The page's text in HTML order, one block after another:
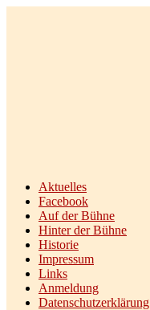
Aktuelles
Facebook
Auf der Bühne
Hinter der Bühne
Historie
Impressum
Links
Anmeldung
Datenschutzerklärung